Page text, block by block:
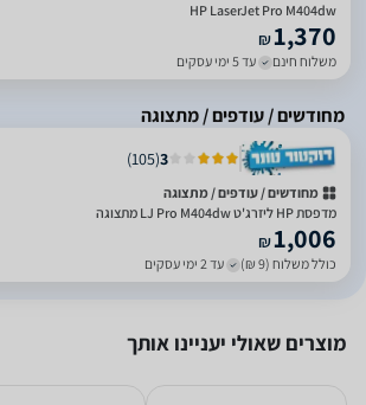
HP LaserJet Pro M404dw
₪1,370
משלוח חינם עד 5 ימי עסקים
מחודשים / עודפים / מתצוגה
3
(
105
)
מחודשים / עודפים / מתצוגה
מדפסת HP ליזרג'ט LJ Pro M404dw מתצוגה
₪1,006
כולל משלוח (9 ₪) עד 2 ימי עסקים
מוצרים שאולי יעניינו אותך